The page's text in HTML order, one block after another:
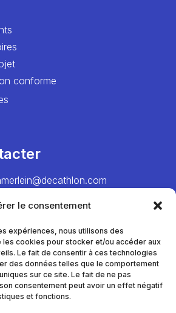
le consentement
expériences, nous utilisons des
cookies pour stocker et/ou accéder aux
Le fait de consentir à ces technologies
des données telles que le comportement
sur ce site. Le fait de ne pas
consentement peut avoir un effet négatif
et fonctions.
conforme
– France